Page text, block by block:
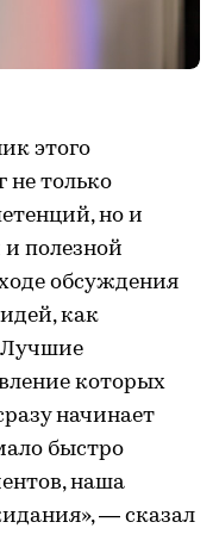
этого
не только
но и
и полезной
обсуждения
как
Лучшие
которых
начинает
быстро
наша
— сказал